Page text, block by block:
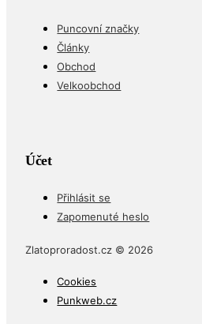
Puncovní značky
Články
Obchod
Velkoobchod
Účet
Přihlásit se
Zapomenuté heslo
Zlatoproradost.cz © 2026
Cookies
Punkweb.cz